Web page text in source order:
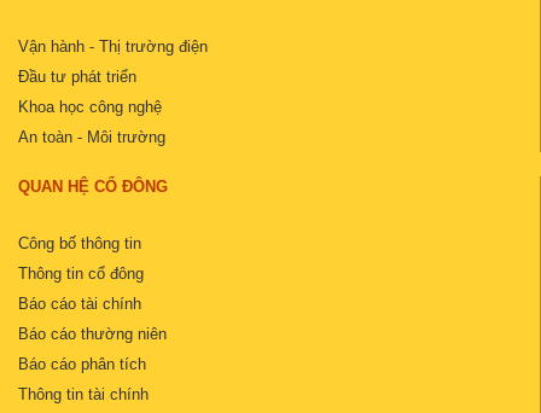
Vận hành - Thị trường điện
Đầu tư phát triển
Khoa học công nghệ
An toàn - Môi trường
QUAN HỆ CỔ ĐÔNG
Công bố thông tin
Thông tin cổ đông
Báo cáo tài chính
Báo cáo thường niên
Báo cáo phân tích
Thông tin tài chính